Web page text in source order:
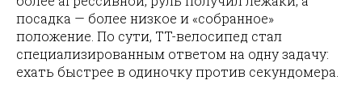
посадка — более низкое и «собранное»
положение. По сути, TT-велосипед стал
специализированным ответом на одну задачу:
ехать быстрее в одиночку против секундомера.